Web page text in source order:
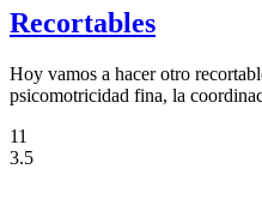
Recortables
Hoy vamos a hacer otro
psicomotricidad fina, la
11
3.5